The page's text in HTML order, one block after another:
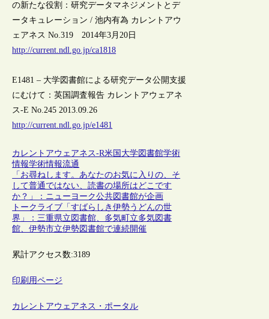
の新たな役割：研究データマネジメントとデ
ータキュレーション / 池内有為 カレントアウ
ェアネス No.319 2014年3月20日
http://current.ndl.go.jp/ca1818
E1481 – 大学図書館による研究データ公開支援
にむけて：英国調査報告 カレントアウェアネ
ス-E No.245 2013.09.26
http://current.ndl.go.jp/e1481
カレントアウェアネス-R米国 大学図書館学術
情報学術情報流通
「お尋ねします。あなたのお気に入りの、そ
して普通ではない、読書の場所はどこです
か？」：ニューヨーク公共図書館が企画
トークライブ「すばらしき伊勢うどんの世
界」：三重県立図書館、多気町立多気図書
館、伊勢市立伊勢図書館で連続開催
累計アクセス数:3189
印刷用ページ
カレントアウェアネス・ポータル